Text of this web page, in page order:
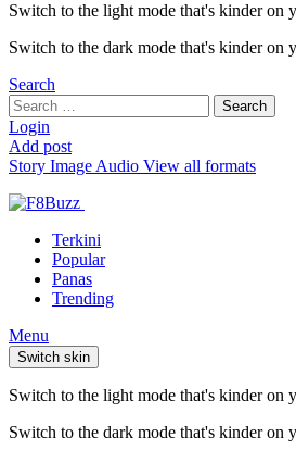
Switch to the light mode that's kinder on
Switch to the dark mode that's kinder on
Search
Search
for:
Search
Login
Add post
Story Image Audio View all formats
Terkini
Popular
Panas
Trending
Menu
Switch skin
Switch to the light mode that's kinder on
Switch to the dark mode that's kinder on